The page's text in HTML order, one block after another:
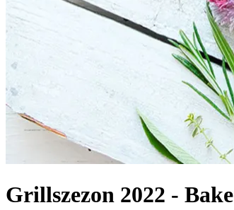
Grillszezon 2022 -